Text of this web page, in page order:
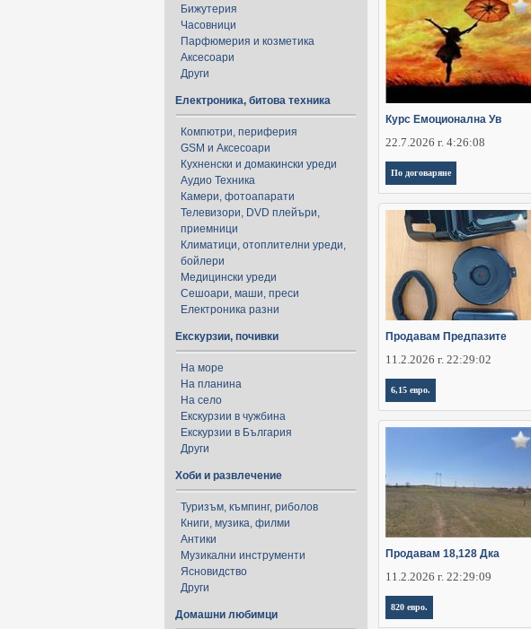
Бижутерия
Часовници
Парфюмерия и козметика
Аксесоари
Други
Електроника, битова техника
Компютри, периферия
GSM и Аксесоари
Кухненски и домакински уреди
Аудио Техника
Камери, фотоапарати
Телевизори, DVD плейъри,
приемници
Климатици, отоплителни уреди,
бойлери
Медицински уреди
Сешоари, маши, преси
Електроника разни
Екскурзии, почивки
На море
На планина
На село
Екскурзии в чужбина
Екскурзии в България
Други
Хоби и развлечение
Туризъм, къмпинг, риболов
Книги, музика, филми
Антики
Музикални инструменти
Ясновидство
Други
Домашни любимци
Курс Емоционална Ув
22.7.2026 г. 4:26:08
По договаряне
Продавам Предпазите
11.2.2026 г. 22:29:02
6,15 евро.
Продавам 18,128 Дка
11.2.2026 г. 22:29:09
820 евро.